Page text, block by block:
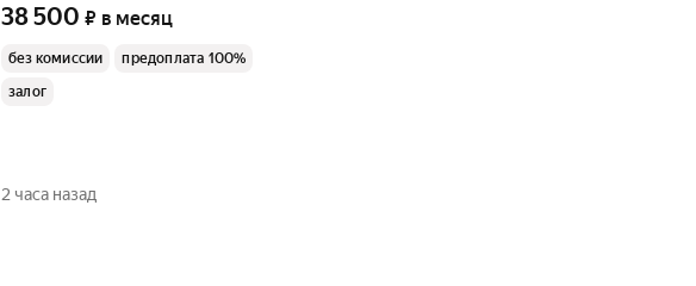
38 500 ₽ в месяц
без комиссии
предоплата 100%
залог
2 часа назад